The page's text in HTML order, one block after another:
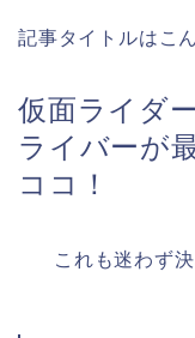
記事タイトルはこ
仮面ライダ
ライバーが
ココ！
これも迷わず